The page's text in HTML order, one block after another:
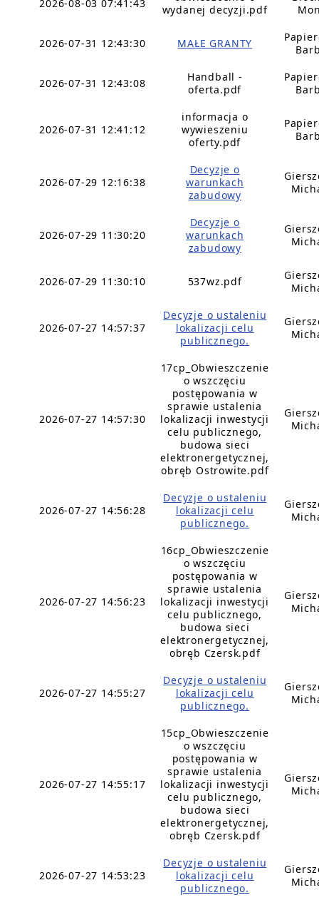
2026-08-03 07:41:43
wydanej decyzji.pdf
2026-07-31 12:43:30 MAŁE GRANTY
2026-07-31 12:43:08
Handball -
oferta.pdf
2026-07-31 12:41:12
informacja o
wywieszeniu
oferty.pdf
2026-07-29 12:16:38
Decyzje o
warunkach
zabudowy
2026-07-29 11:30:20
Decyzje o
warunkach
zabudowy
2026-07-29 11:30:10 537wz.pdf
2026-07-27 14:57:37
Decyzje o ustaleniu
lokalizacji celu
publicznego.
2026-07-27 14:57:30
17cp_Obwieszczenie
o wszczęciu
postępowania w
sprawie ustalenia
lokalizacji inwestycji
celu publicznego,
budowa sieci
elektronergetycznej,
obręb Ostrowite.pdf
2026-07-27 14:56:28
Decyzje o ustaleniu
lokalizacji celu
publicznego.
2026-07-27 14:56:23
16cp_Obwieszczenie
o wszczęciu
postępowania w
sprawie ustalenia
lokalizacji inwestycji
celu publicznego,
budowa sieci
elektronergetycznej,
obręb Czersk.pdf
2026-07-27 14:55:27
Decyzje o ustaleniu
lokalizacji celu
publicznego.
2026-07-27 14:55:17
15cp_Obwieszczenie
o wszczęciu
postępowania w
sprawie ustalenia
lokalizacji inwestycji
celu publicznego,
budowa sieci
elektronergetycznej,
obręb Czersk.pdf
2026-07-27 14:53:23
Decyzje o ustaleniu
lokalizacji celu
publicznego.